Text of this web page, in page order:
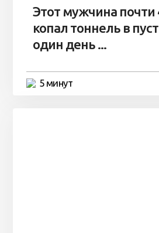
Этот мужчина почти
копал тоннель в
один день ...
5 минут